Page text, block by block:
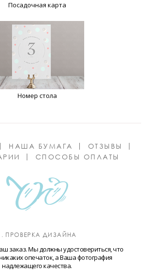
Посадочная карта
Номер стола
НАША БУМАГА
ОТЗЫВЫ
СПОСОБЫ ОПЛАТЫ
ПРОВЕРКА ДИЗАЙНА
заказ. Мы должны удостовериться, что
опечаток, а Ваша фотография
надлежащего качества.